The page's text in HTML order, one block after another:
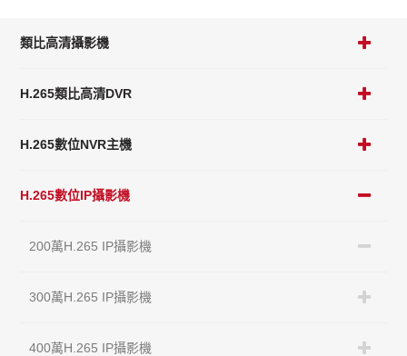
類比高清攝影機
H.265類比高清DVR
H.265數位NVR主機
H.265數位IP攝影機
200萬H.265 IP攝影機
300萬H.265 IP攝影機
400萬H.265 IP攝影機